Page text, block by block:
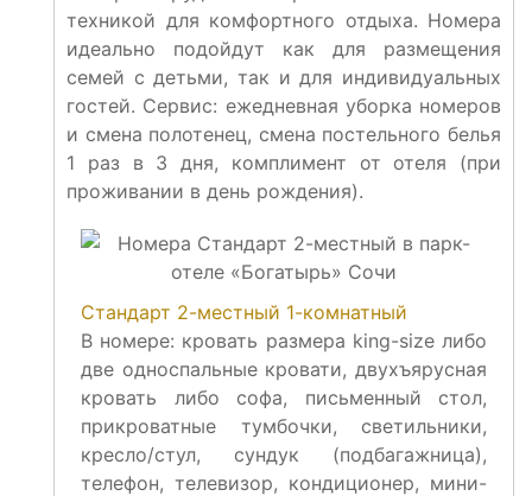
техникой для комфортного отдыха. Номера
идеально подойдут как для размещения
семей с детьми, так и для индивидуальных
гостей. Сервис: ежедневная уборка номеров
и смена полотенец, смена постельного белья
1 раз в 3 дня, комплимент от отеля (при
проживании в день рождения).
Стандарт 2-местный 1-комнатный
В номере: кровать размера king-size либо
две односпальные кровати, двухъярусная
кровать либо софа, письменный стол,
прикроватные тумбочки, светильники,
кресло/стул, сундук (подбагажница),
телефон, телевизор, кондиционер, мини-